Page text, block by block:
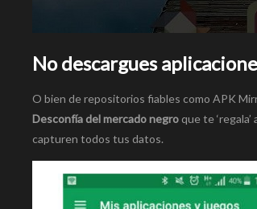
No descargues
O bien de repositorios fiables como APK
Desconfía del mercado negroque te
capturen todos tus datos.